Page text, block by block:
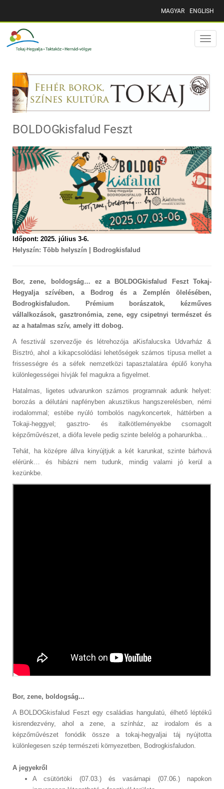
MAGYAR ENGLISH
Toggle
BOLDOGkisfalud Feszt
Időpont: 2025. július 3-6.
Helyszín: Több helyszín | Bodrogkisfalud
Bor, zene, boldogság… ez a BOLDOGkisfalud Feszt Tokaj-
Hegyalja szívében, a Bodrog és a Zemplén ölelésében,
Bodrogkisfaludon. Prémium borászatok, kézműves
vállalkozások, gasztronómia, zene, egy csipetnyi természet és
az a hatalmas szív, amely itt dobog.
A fesztivál szervezője és létrehozója aKisfalucska Udvarház &
Bisztró, ahol a kikapcsolódási lehetőségek számos típusa mellet a
frissességre és a séfek nemzetközi tapasztalatára épülő konyha
különlegességei hívják fel magukra a figyelmet.
Hatalmas, ligetes udvarunkon számos programnak adunk helyet:
borozás a délutáni napfényben akusztikus hangszerelésben, némi
irodalommal; estébe nyúló tombolós nagykoncertek, háttérben a
Tokaji-heggyel; gasztro- és italkötleményekbe csomagolt
képzőművészet, a diófa levele pedig szinte belelóg a poharunkba...
Tehát, ha középre állva kinyújtjuk a két karunkat, szinte bárhová
elérünk… és hibázni nem tudunk, mindig valami jó kerül a
kezünkbe.
Bor, zene, boldogság...
A BOLDOGkisfalud Feszt egy családias hangulatú, élhető léptékű
kisrendezvény, ahol a zene, a színház, az irodalom és a
képzőművészet fonódik össze a tokaj-hegyaljai táj nyújtotta
különlegesen szép természeti környezetben, Bodrogkisfaludon.
A jegyekről
A csütörtöki (07.03.) és vasárnapi (07.06.) napokon